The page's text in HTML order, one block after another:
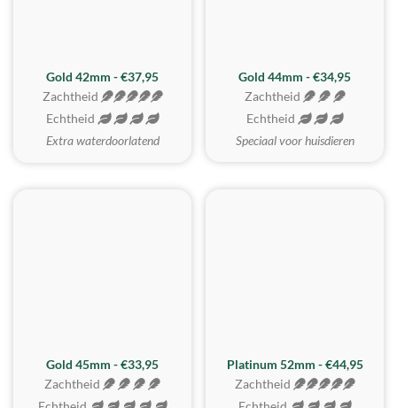
ZACHTSTE
Gold 42mm - €37,95
Zachtheid
Echtheid
Extra waterdoorlatend
Gold 44mm - €34,95
Zachtheid
Echtheid
Speciaal voor huisdieren
REALISTISCH
Gold 45mm - €33,95
Zachtheid
ZACHTSTE
Platinum 52mm - €44,95
Zachtheid